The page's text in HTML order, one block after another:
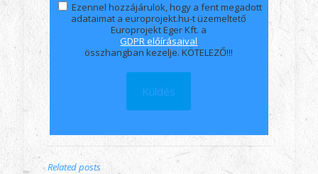
Ezennel hozzájárulok, hogy a fent megadott
adataimat a europrojekt.hu-t üzemeltető
Europrojekt Eger Kft. a
GDPR előírásaival
összhangban kezelje. KÖTELEZŐ!!!
Related posts